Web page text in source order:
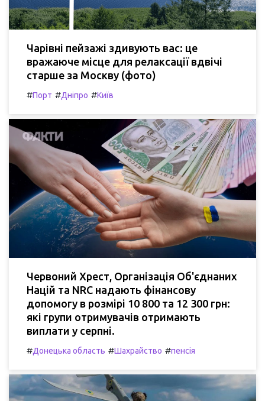
Чарівні пейзажі здивують вас: це
вражаюче місце для релаксації вдвічі
старше за Москву (фото)
#Порт #Дніпро #Київ
Червоний Хрест, Організація Об'єднаних
Націй та NRC надають фінансову
допомогу в розмірі 10 800 та 12 300 грн:
які групи отримувачів отримають
виплати у серпні.
#Донецька область #Шахрайство #пенсія